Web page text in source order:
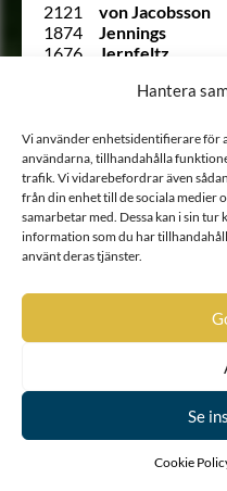
Hantera
Vi använder enhetsidentifierare för
användarna, tillhandahålla
trafik. Vi vidarebefordrar även
från din enhet till de sociala medier
samarbetar med. Dessa kan i sin
information som du har
använt deras tjänster.
Se
Cookie
2121
von Jacobsson
1874
Jennings
1676
Jernfeltz
Ointroducerad
af
91
Kalling
1934
Kanefehr
231
von Kaulbars
1895
von Kemna
Ointroducerad
von
2023
Kjerrmansköld
1949
von Kjörning
257
Klingspor
(1737 B)
Kock von